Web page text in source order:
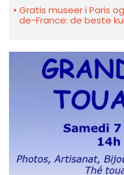
Gratis museer i Paris
de-France: de beste